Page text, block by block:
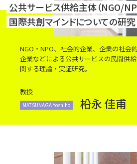
公共サービス供給主体（NGO/
国際共創マインドについての研究
NGO・NPO、社会的企業、企業の社会
企業などによる公共サービスの民間供
関する理論・実証研究。
教授
MATSUNAGA Yoshiho 柗永 佳甫